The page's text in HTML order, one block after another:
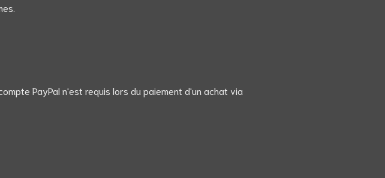
PayPal n'est requis lors du paiement d'un achat via